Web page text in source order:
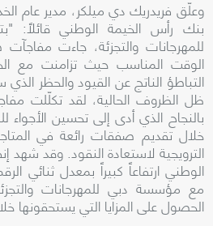
وعلّق فريدريك دي ميلكر، مدير عام
بنك رأس الخيمة الوطني
للمهرجانات والتجزئة، جاءت
الوقت المناسب حيث تزامنت مع
ظل الظروف الحالية، لقد تكلّلت
بالنجاح الذي أدى إلى تحسين
خلال تقديم صفقات رائعة في
الترويجية لاستعادة النقود. وقد شهد
الوطني ارتفاعاً كبيراً بمعدل ثنائي
مع مؤسسة دبي للمهرجانات
الحصول على المزايا التي يستحقونها